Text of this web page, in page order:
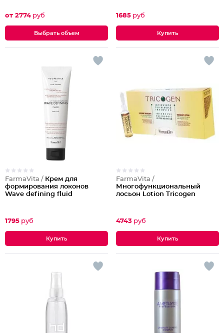
от 2774 руб
Выбрать объем
1685 руб
FarmaVita / Крем для
формирования локонов
Wave defining fluid
1795 руб
FarmaVita /
Многофункциональный
лосьон Lotion Tricogen
4743 руб